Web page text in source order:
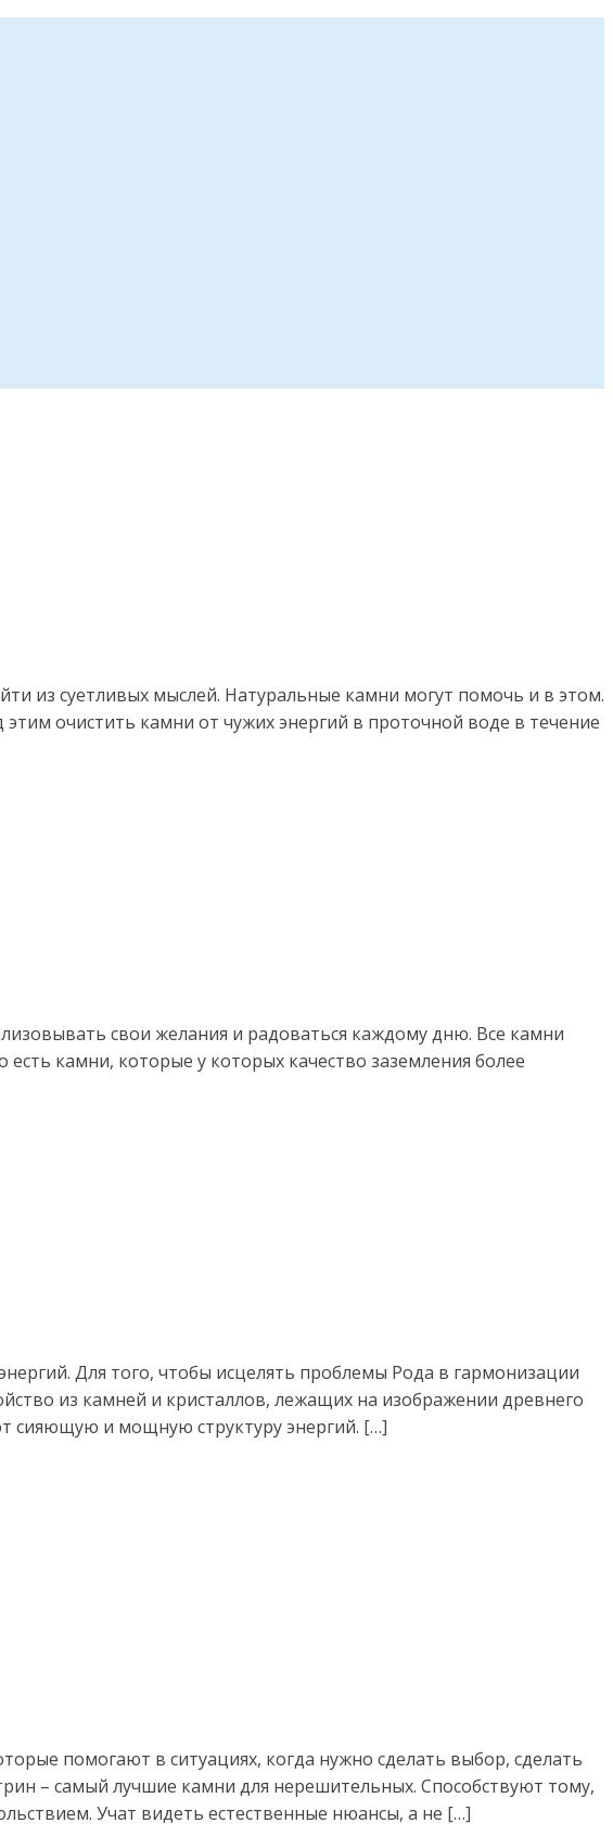
из суетливых мыслей. Натуральные камни могут помочь и в этом.
очистить камни от чужих энергий в проточной воде в течение
свои желания и радоваться каждому дню. Все камни
камни, которые у которых качество заземления более
Для того, чтобы исцелять проблемы Рода в гармонизации
из камней и кристаллов, лежащих на изображении древнего
сияющую и мощную структуру энергий. […]
помогают в ситуациях, когда нужно сделать выбор, сделать
– самый лучшие камни для нерешительных. Способствуют тому,
Учат видеть естественные нюансы, а не […]